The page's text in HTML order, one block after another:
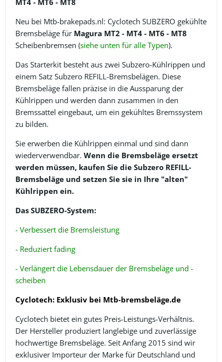
Neu bei Mtb-brakepads.nl: Cyclotech SUBZERO gekühlte
Bremsbeläge für Magura MT2 - MT4 - MT6 - MT8
Scheibenbremsen (siehe unten für alle Typen).
Das Starterkit besteht aus zwei Subzero-Kühlrippen und
einem Satz Subzero REFILL-Bremsbelägen. Diese
Bremsbeläge fallen präzise in die Aussparung der
Kühlrippen und werden dann zusammen in den
Bremssattel eingebaut, um ein gekühltes Bremssystem
zu bilden.
Sie erwerben die Kühlrippen einmal und sind dann
wiederverwendbar. Wenn die Bremsbeläge ersetzt
werden müssen, kaufen Sie die Subzero REFILL-
Bremsbeläge und setzen Sie sie in Ihre "alten"
Kühlrippen ein.
Das SUBZERO-System:
- Verbessert die Bremsleistung
- Reduziert fading
- Verlängert die Lebensdauer der Bremsbeläge und -
scheiben
Cyclotech: Exklusiv bei Mtb-bremsbeläge.de
Cyclotech bietet ein gutes Preis-Leistungs-Verhältnis.
Der Hersteller produziert langlebige und zuverlässige
hochwertige Bremsbeläge. Seit Anfang 2015 sind wir
exklusiver Importeur der Marke für Deutschland und